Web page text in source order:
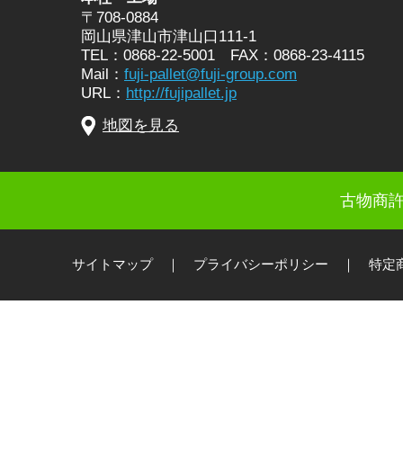
〒708-0884
岡山県津山市津山口111-1
TEL：0868-22-5001 FAX：0868-23-4115
Mail： fuji-pallet@fuji-group.com
URL： http://fujipallet.jp
地図を見る
古物商
サイトマップ｜ プライバシーポリシー ｜ 特定